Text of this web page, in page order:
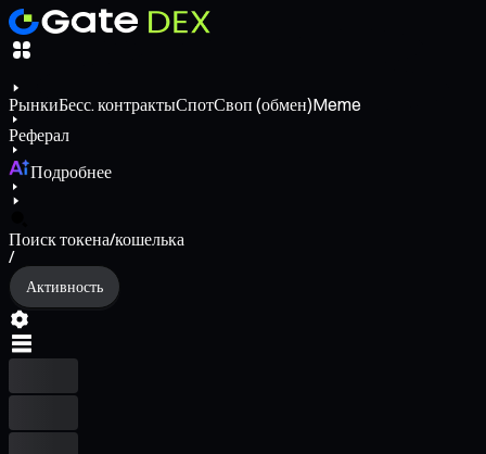
РынкиБесс. контрактыСпотСвоп (обмен)Meme
Реферал
Подробнее
Поиск токена/кошелька
/
Активность